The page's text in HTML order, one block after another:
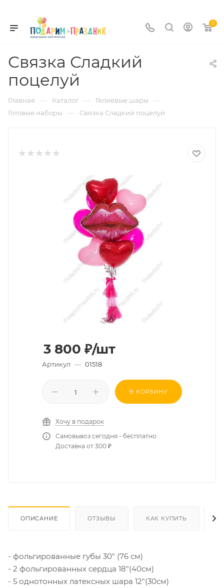
0
Связка Сладкий
поцелуй
Главная — Каталог — Гелиевые шары —
Готовые наборы — Связка Сладкий поцелуй
3 800 ₽/шт
Артикул — 01518
В КОРЗИНУ
Хочу в подарок
Самовывоз сегодня - бесплатно
Доставка от 300 ₽
ОПИСАНИЕ ОТЗЫВЫ КАК КУПИТЬ
- фольгированные губы 30" (76 см)
- 2 фольгированных сердца 18"(40см)
- 5 однотонных латексных шара 12"(30см)